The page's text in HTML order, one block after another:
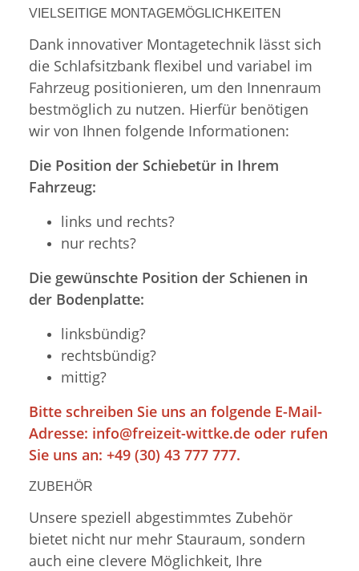
VIELSEITIGE MONTAGEMÖGLICHKEITEN
Dank innovativer Montagetechnik lässt sich
die Schlafsitzbank flexibel und variabel im
Fahrzeug positionieren, um den Innenraum
bestmöglich zu nutzen. Hierfür benötigen
wir von Ihnen folgende Informationen:
Die Position der Schiebetür in Ihrem
Fahrzeug:
links und rechts?
nur rechts?
Die gewünschte Position der Schienen in
der Bodenplatte:
linksbündig?
rechtsbündig?
mittig?
Bitte schreiben Sie uns an folgende E-Mail-
Adresse: info@freizeit-wittke.de oder rufen
Sie uns an: +49 (30) 43 777 777.
ZUBEHÖR
Unsere speziell abgestimmtes Zubehör
bietet nicht nur mehr Stauraum, sondern
auch eine clevere Möglichkeit, Ihre